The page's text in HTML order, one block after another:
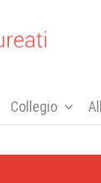
Collegio